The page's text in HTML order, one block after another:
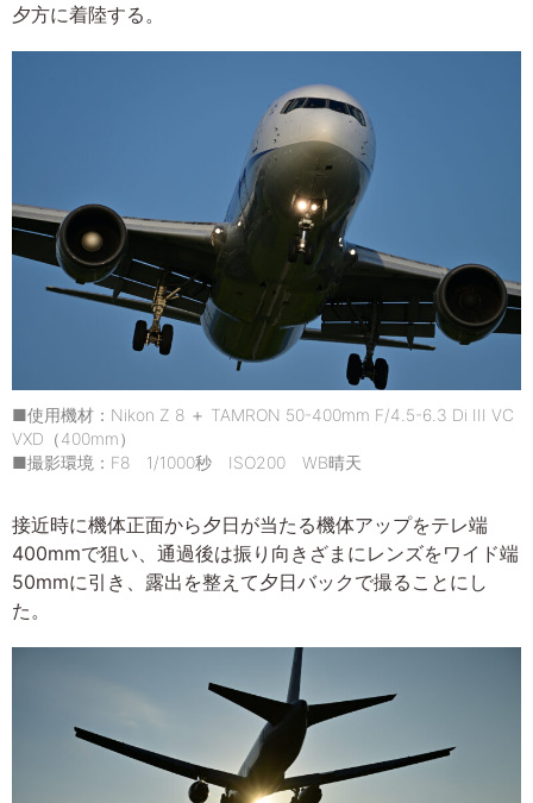
夕方に着陸する。
■使用機材：Nikon Z 8 ＋ TAMRON 50-400mm F/4.5-6.3 Di III VC
VXD（400mm）
■撮影環境：F8 1/1000秒 ISO200 WB晴天
接近時に機体正面から夕日が当たる機体アップをテレ端
400mmで狙い、通過後は振り向きざまにレンズをワイド端
50mmに引き、露出を整えて夕日バックで撮ることにし
た。